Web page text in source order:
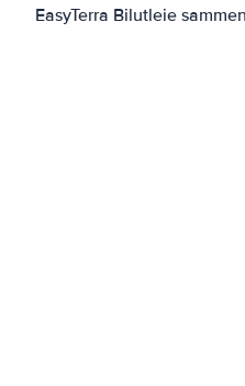
EasyTerra Bilutleie